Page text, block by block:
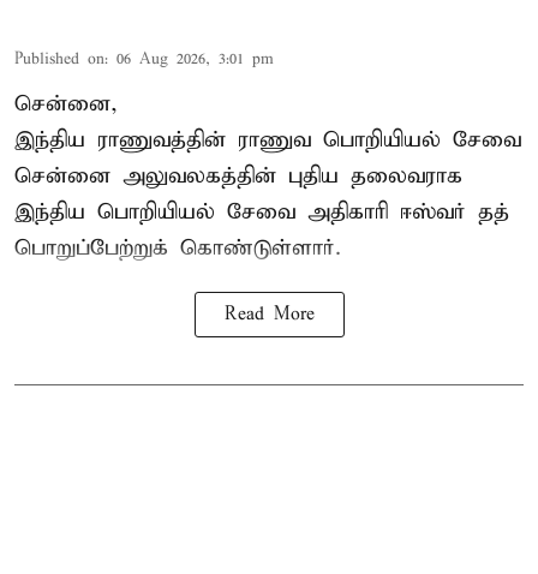
Published on: 06 Aug 2026, 3:01 pm
சென்னை,
இந்திய ராணுவத்தின் ராணுவ பொறியியல் சேவை
சென்னை அலுவலகத்தின் புதிய தலைவராக
இந்திய பொறியியல் சேவை அதிகாரி ஈஸ்வர் தத்
பொறுப்பேற்றுக் கொண்டுள்ளார்.
Read More